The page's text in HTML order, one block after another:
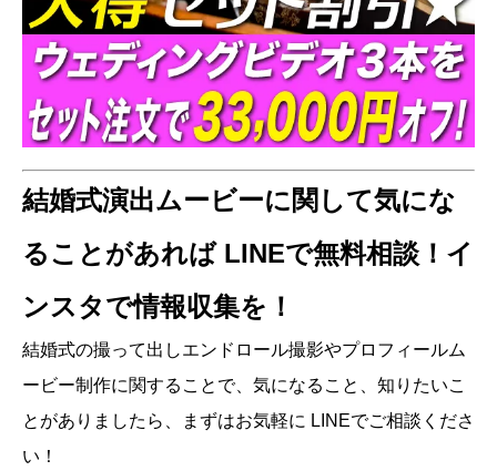
結婚式演出ムービーに関して気にな
ることがあれば LINEで無料相談！イ
ンスタで情報収集を！
結婚式の撮って出しエンドロール撮影やプロフィールム
ービー制作に関することで、気になること、知りたいこ
とがありましたら、まずはお気軽に LINEでご相談くださ
い！